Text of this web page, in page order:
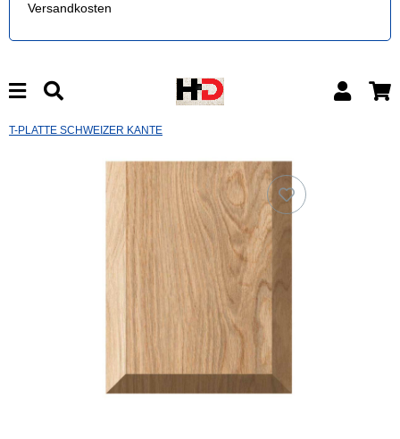
Versandkosten
T-PLATTE SCHWEIZER KANTE